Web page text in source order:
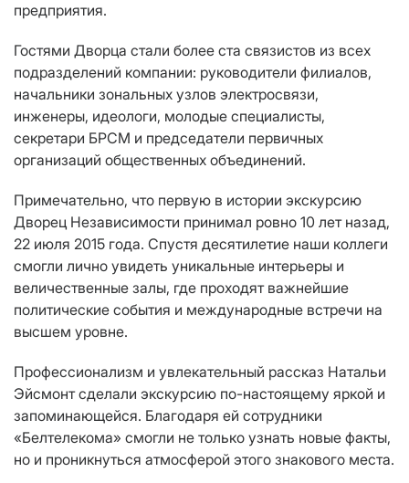
предприятия.
Гостями Дворца стали более ста связистов из всех
подразделений компании: руководители филиалов,
начальники зональных узлов электросвязи,
инженеры, идеологи, молодые специалисты,
секретари БРСМ и председатели первичных
организаций общественных объединений.
Примечательно, что первую в истории экскурсию
Дворец Независимости принимал ровно 10 лет назад,
22 июля 2015 года. Спустя десятилетие наши коллеги
смогли лично увидеть уникальные интерьеры и
величественные залы, где проходят важнейшие
политические события и международные встречи на
высшем уровне.
Профессионализм и увлекательный рассказ Натальи
Эйсмонт сделали экскурсию по-настоящему яркой и
запоминающейся. Благодаря ей сотрудники
«Белтелекома» смогли не только узнать новые факты,
но и проникнуться атмосферой этого знакового места.